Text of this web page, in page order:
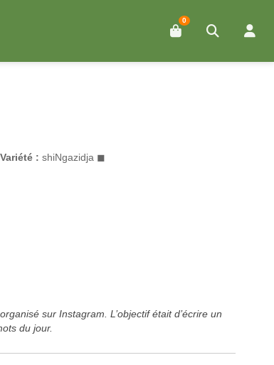
0
Variété : shiNgazidja ◼
sur Instagram. L’objectif était d’écrire un
du jour.